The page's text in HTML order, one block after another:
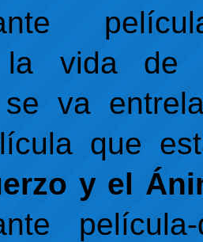
la vida de
va
que
y el
película-